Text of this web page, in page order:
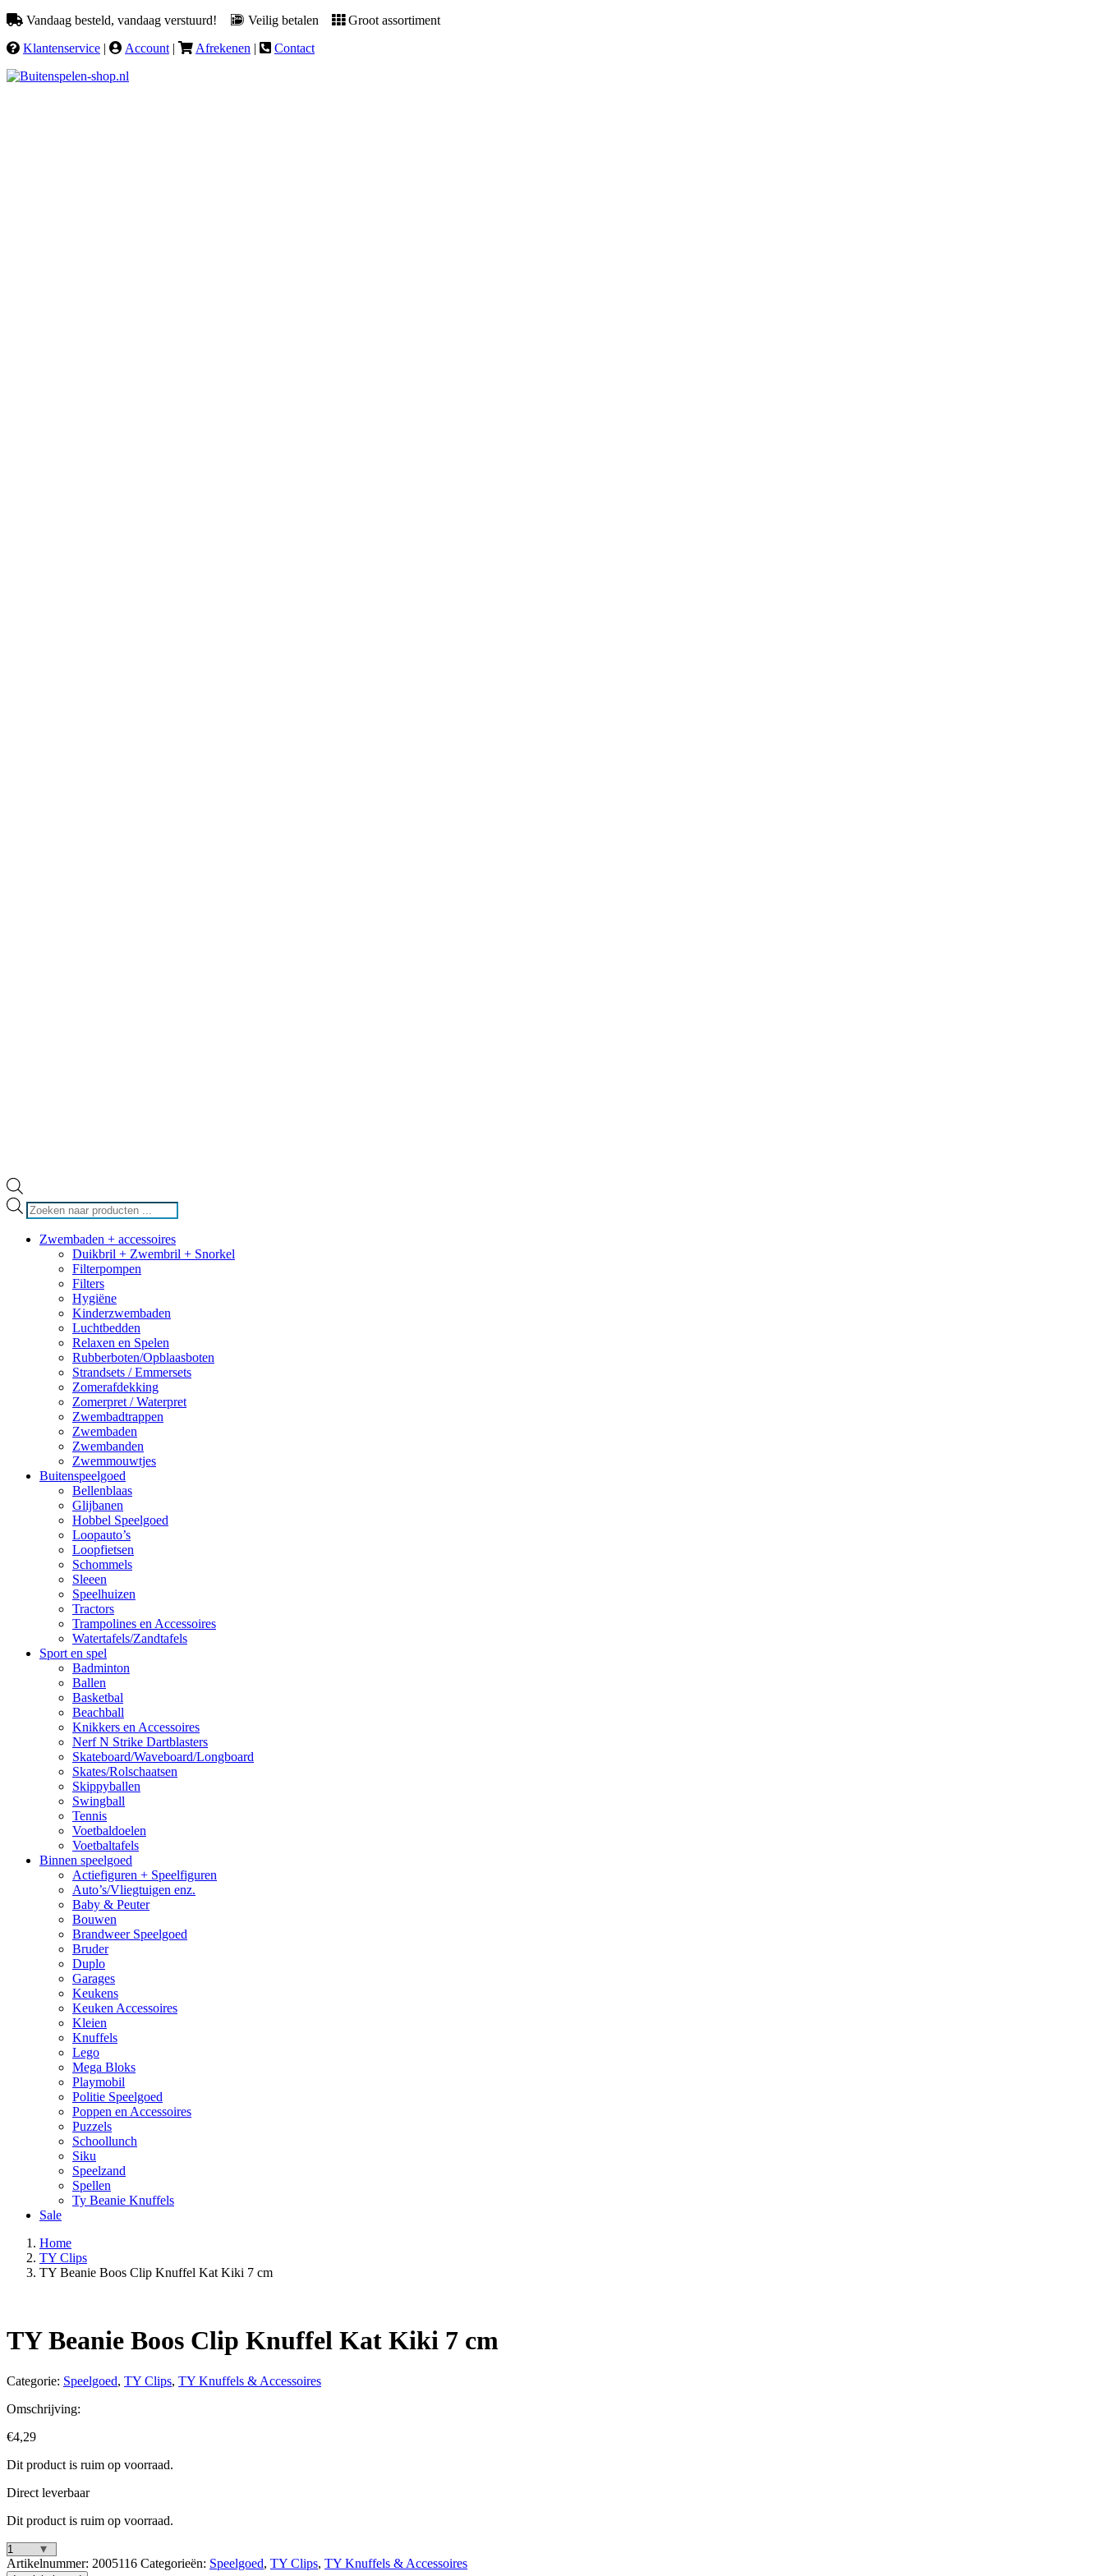
Vandaag besteld, vandaag verstuurd! Veilig betalen
Groot assortiment
Klantenservice | Account | Afrekenen | Contact
Producten
zoeken
Zwembaden + accessoires
Duikbril + Zwembril + Snorkel
Filterpompen
Filters
Hygiëne
Kinderzwembaden
Luchtbedden
Relaxen en Spelen
Rubberboten/Opblaasboten
Strandsets / Emmersets
Zomerafdekking
Zomerpret / Waterpret
Zwembadtrappen
Zwembaden
Zwembanden
Zwemmouwtjes
Buitenspeelgoed
Bellenblaas
Glijbanen
Hobbel Speelgoed
Loopauto’s
Loopfietsen
Schommels
Sleeen
Speelhuizen
Tractors
Trampolines en Accessoires
Watertafels/Zandtafels
Sport en spel
Badminton
Ballen
Basketbal
Beachball
Knikkers en Accessoires
Nerf N Strike Dartblasters
Skateboard/Waveboard/Longboard
Skates/Rolschaatsen
Skippyballen
Swingball
Tennis
Voetbaldoelen
Voetbaltafels
Binnen speelgoed
Actiefiguren + Speelfiguren
Auto’s/Vliegtuigen enz.
Baby & Peuter
Bouwen
Brandweer Speelgoed
Bruder
Duplo
Garages
Keukens
Keuken Accessoires
Kleien
Knuffels
Lego
Mega Bloks
Playmobil
Politie Speelgoed
Poppen en Accessoires
Puzzels
Schoollunch
Siku
Speelzand
Spellen
Ty Beanie Knuffels
Sale
Home
TY Clips
TY Beanie Boos Clip Knuffel Kat Kiki 7 cm
TY Beanie Boos Clip Knuffel Kat Kiki 7 cm
Categorie: Speelgoed, TY Clips, TY Knuffels & Accessoires
Omschrijving:
€4,29
Dit product is ruim op voorraad.
Direct leverbaar
Dit product is ruim op voorraad.
TY
Beanie
Artikelnummer: 2005116 Categorieën: Speelgoed, TY Clips, TY Knuffels & Accessoires